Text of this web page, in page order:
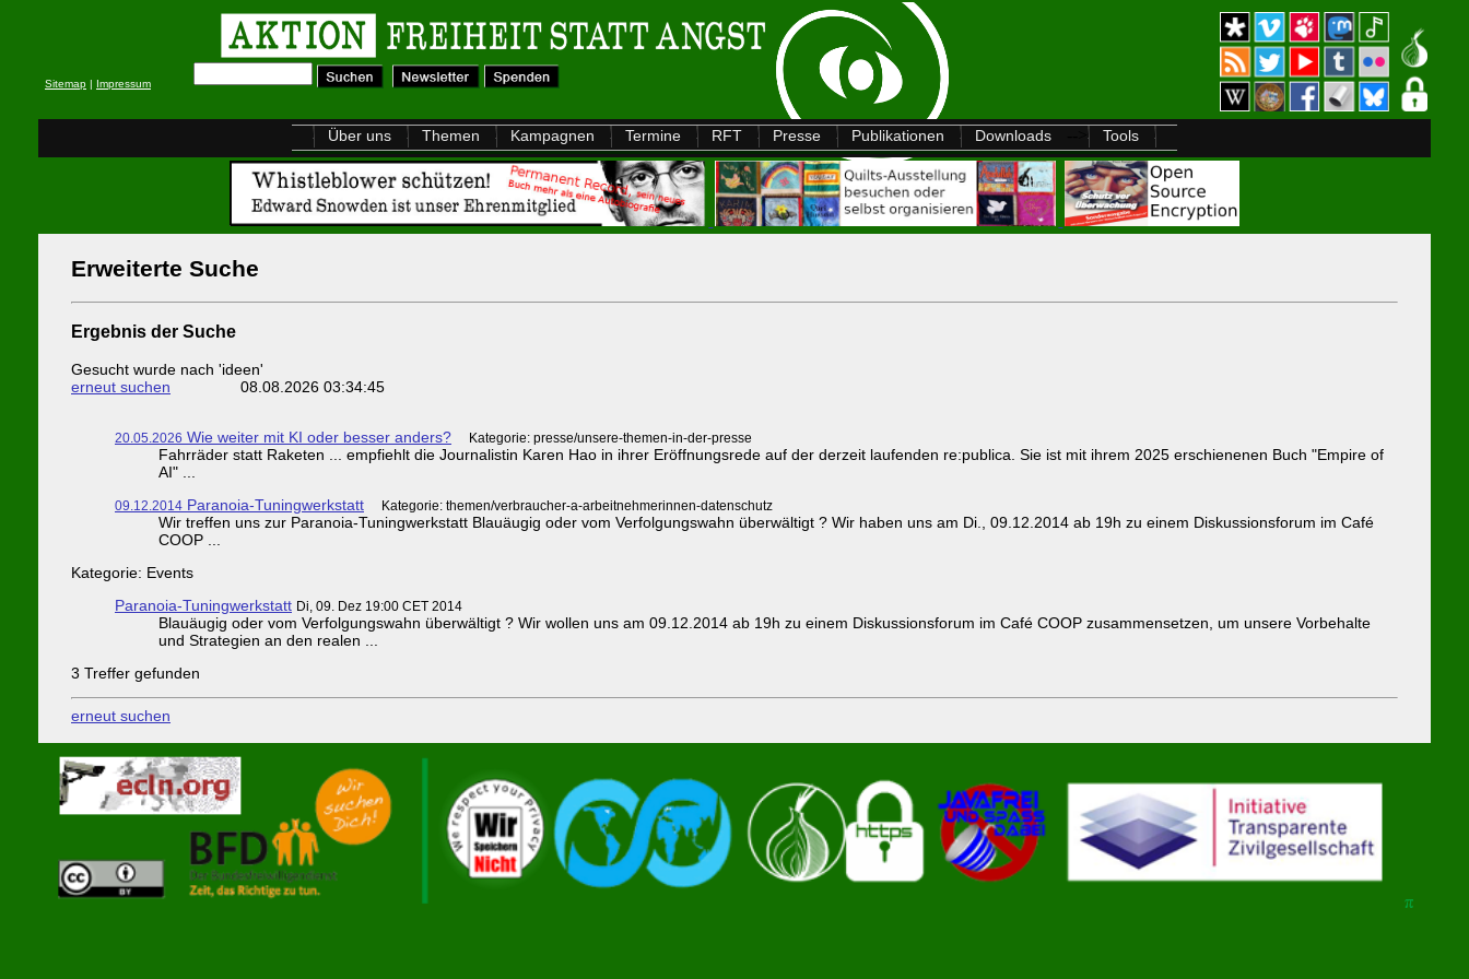
Sitemap | Impressum
Über uns Themen Kampagnen Termine RFT Presse Publikationen Downloads Tools
Erweiterte Suche
Ergebnis der Suche
Gesucht wurde nach 'ideen'
erneut suchen 08.08.2026 03:34:45
20.05.2026 Wie weiter mit KI oder besser anders? Kategorie: presse/unsere-themen-in-der-presse
Fahrräder statt Raketen ... empfiehlt die Journalistin Karen Hao in ihrer Eröffnungsrede auf der derzeit laufenden re:publica. Sie ist mit ihrem 2025 erschienenen Buch "Empire of
AI" ...
09.12.2014 Paranoia-Tuningwerkstatt Kategorie: themen/verbraucher-a-arbeitnehmerinnen-datenschutz
Wir treffen uns zur Paranoia-Tuningwerkstatt Blauäugig oder vom Verfolgungswahn überwältigt ? Wir haben uns am Di., 09.12.2014 ab 19h zu einem Diskussionsforum im Café
COOP ...
Kategorie: Events
Paranoia-Tuningwerkstatt Di, 09. Dez 19:00 CET 2014
Blauäugig oder vom Verfolgungswahn überwältigt ? Wir wollen uns am 09.12.2014 ab 19h zu einem Diskussionsforum im Café COOP zusammensetzen, um unsere Vorbehalte
und Strategien an den realen ...
3 Treffer gefunden
erneut suchen